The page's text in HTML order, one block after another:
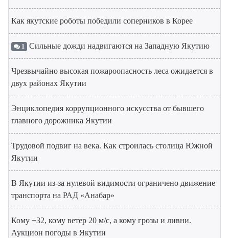
Как якутские роботы победили соперников в Корее
1 Сильные дожди надвигаются на Западную Якутию
Чрезвычайно высокая пожароопасность леса ожидается в
двух районах Якутии
Энциклопедия коррупционного искусства от бывшего
главного дорожника Якутии
Трудовой подвиг на века. Как строилась столица Южной
Якутии
В Якутии из-за нулевой видимости ограничено движение
транспорта на РАД «Анабар»
Кому +32, кому ветер 20 м/с, а кому грозы и ливни.
Аукцион погоды в Якутии